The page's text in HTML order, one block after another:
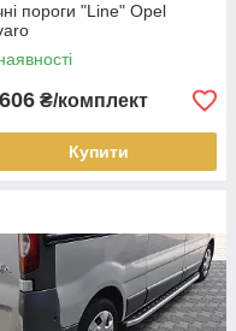
пороги "Line" Opel
₴/комплект
Купити